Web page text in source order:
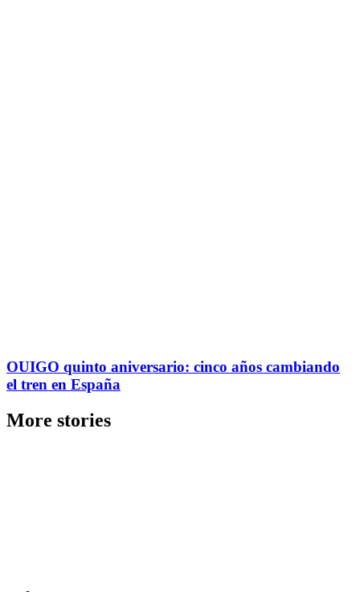
OUIGO quinto aniversario: cinco años cambiando
el tren en España
More stories